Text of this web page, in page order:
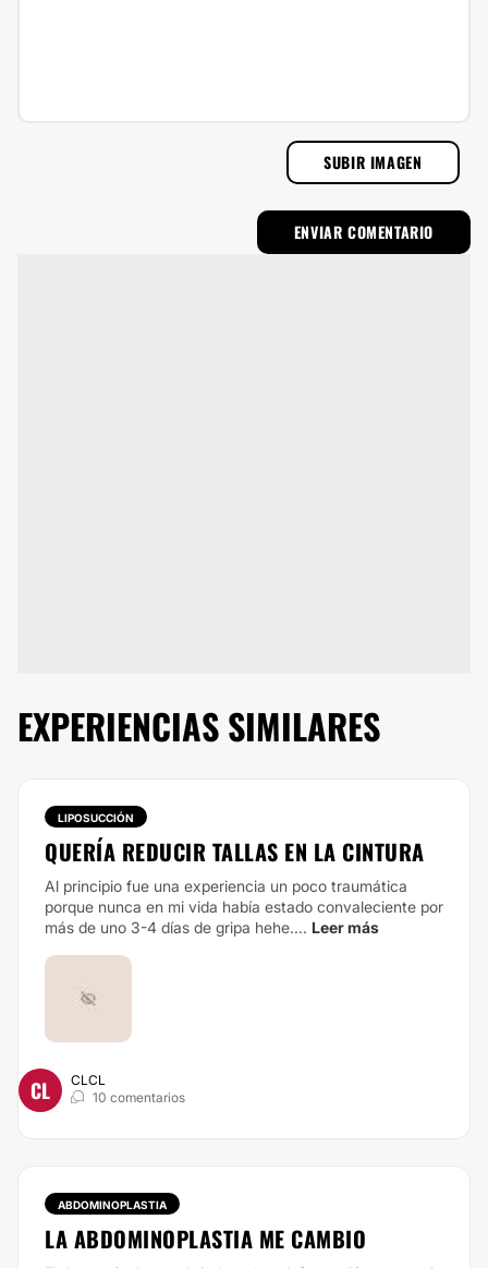
SUBIR IMAGEN
EXPERIENCIAS SIMILARES
LIPOSUCCIÓN
QUERÍA REDUCIR TALLAS EN LA CINTURA
Al principio fue una experiencia un poco traumática
porque nunca en mi vida había estado convaleciente por
más de uno 3-4 días de gripa hehe.... Leer más
CL
CLCL
10 comentarios
ABDOMINOPLASTIA
LA ABDOMINOPLASTIA ME CAMBIO